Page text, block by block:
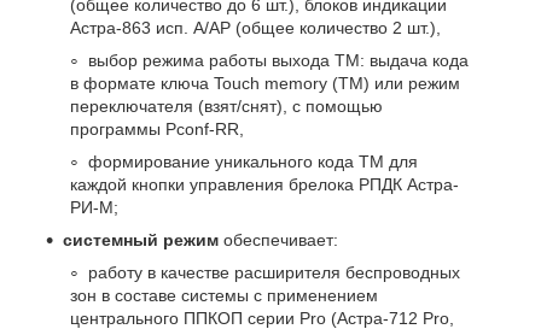
(общее количество до 6 шт.), блоков индикации
Астра-863 исп. А/АР (общее количество 2 шт.),
выбор режима работы выхода ТМ: выдача кода
в формате ключа Touch memory (ТМ) или режим
переключателя (взят/снят), с помощью
программы Pconf-RR,
формирование уникального кода ТМ для
каждой кнопки управления брелока РПДК Астра-
РИ-М;
системный режим обеспечивает:
работу в качестве расширителя беспроводных
зон в составе системы с применением
центрального ППКОП серии Pro (Астра-712 Pro,